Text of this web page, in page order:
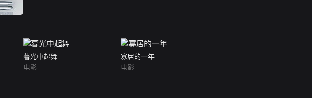
暮光中起舞
电影
寡居的一年
电影